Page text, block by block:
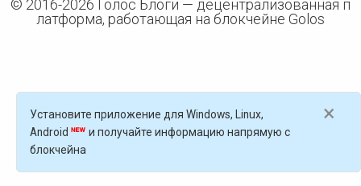
© 2016-2026 Голос Блоги — децентрализованная п
латформа, работающая на блокчейне Golos
×
Установите приложение для Windows, Linux,
Android
и получайте информацию напрямую с
блокчейна